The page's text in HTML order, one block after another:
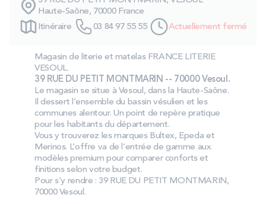
PROMOS
Nos engagements
Storelocator
ContactMon compte
Haute-Saône, 70000 France
Itinéraire
03 84 97 55 55 Actuellement fermé
Magasin de literie et matelas FRANCE LITERIE
VESOUL.
39 RUE DU PETIT MONTMARIN -- 70000 Vesoul.
Le magasin se situe à Vesoul, dans la Haute-Saône.
Il dessert l’ensemble du bassin vésulien et les
communes alentour. Un point de repère pratique
pour les habitants du département.
Vous y trouverez les marques Bultex, Epeda et
Merinos. L’offre va de l’entrée de gamme aux
modèles premium pour comparer conforts et
finitions selon votre budget.
Pour s’y rendre : 39 RUE DU PETIT MONTMARIN,
70000 Vesoul.